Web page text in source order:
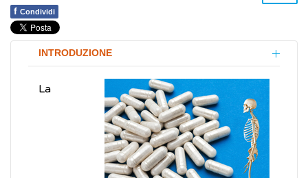
f Condividi
INTRODUZIONE
La